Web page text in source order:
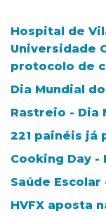
Hospital de
Universidade
protocolo de
Dia Mundial
Rastreio - Dia
221 painéis já
Cooking Day -
Saúde Escolar
HVFX aposta